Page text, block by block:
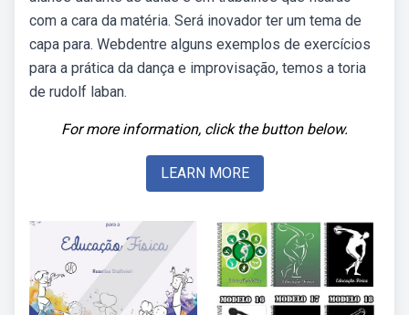
com a cara da matéria. Será inovador ter um tema de
capa para. Webdentre alguns exemplos de exercícios
para a prática da dança e improvisação, temos a toria
de rudolf laban.
For more information, click the button below.
LEARN MORE